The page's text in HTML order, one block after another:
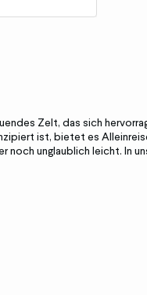
Zelt, das sich
ist, bietet es
unglaublich leicht. In